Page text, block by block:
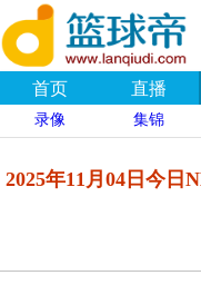
首页 直播
录像 集锦
2025年11月04日今日